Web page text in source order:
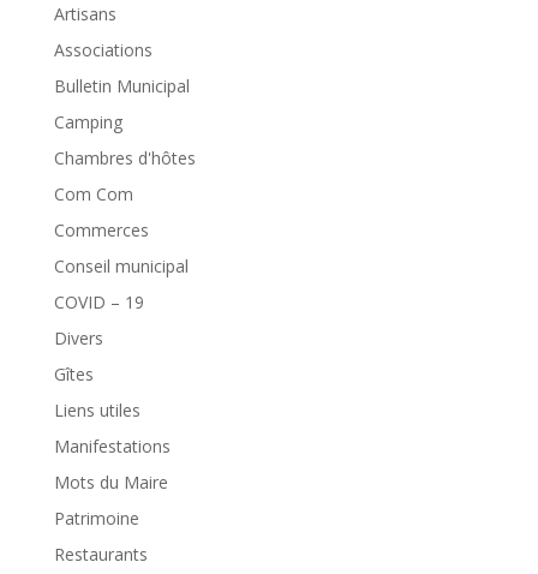
Artisans
Associations
Bulletin Municipal
Camping
Chambres d'hôtes
Com Com
Commerces
Conseil municipal
COVID – 19
Divers
Gîtes
Liens utiles
Manifestations
Mots du Maire
Patrimoine
Restaurants